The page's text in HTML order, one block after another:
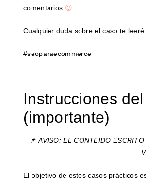
comentarios 😉
Cualquier duda sobre el caso te
#seoparaecommerce
Instrucciones
(importante)
📌AVISO: EL CONTEIDO
El objetivo de estos casos prácticos